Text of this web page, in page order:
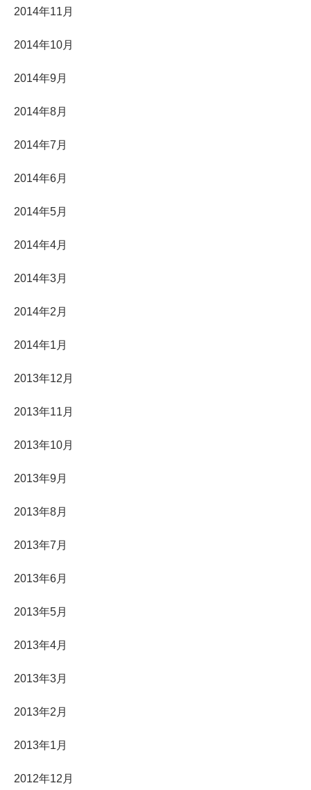
2014年11月
2014年10月
2014年9月
2014年8月
2014年7月
2014年6月
2014年5月
2014年4月
2014年3月
2014年2月
2014年1月
2013年12月
2013年11月
2013年10月
2013年9月
2013年8月
2013年7月
2013年6月
2013年5月
2013年4月
2013年3月
2013年2月
2013年1月
2012年12月